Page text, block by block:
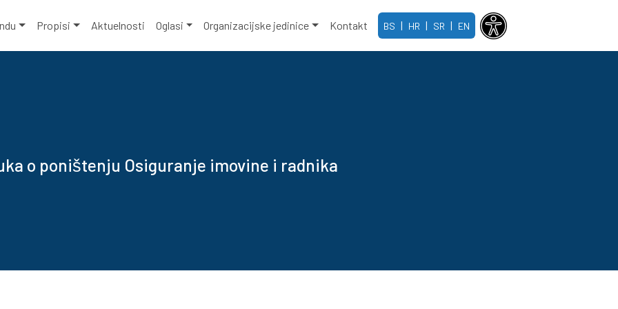
Propisi Aktuelnosti Oglasi Organizacijske jedinice Kontakt BS | HR | SR | EN
o poništenju Osiguranje imovine i radnika